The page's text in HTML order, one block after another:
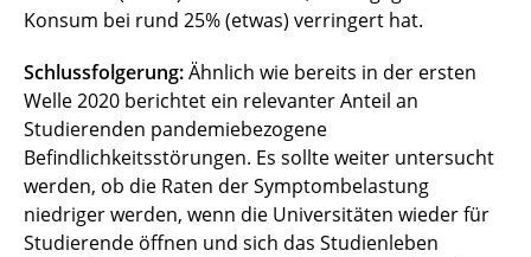
Konsum bei rund 25% (etwas) verringert hat.
Schlussfolgerung:Ähnlich wie bereits in der ersten
Welle 2020 berichtet ein relevanter Anteil an
Studierenden pandemiebezogene
Befindlichkeitsstörungen. Es sollte weiter untersucht
werden, ob die Raten der Symptombelastung
niedriger werden, wenn die Universitäten wieder für
Studierende öffnen und sich das Studienleben